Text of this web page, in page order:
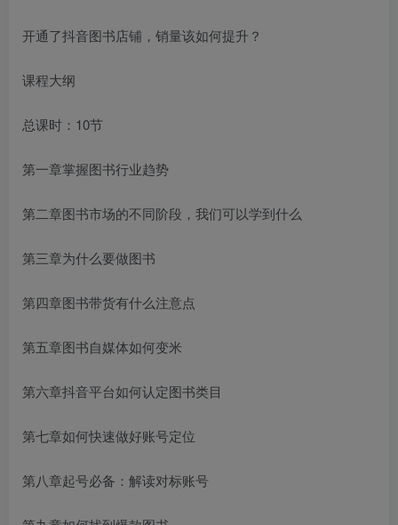
开通了抖音图书店铺，销量该如何提升？
课程大纲
总课时：10节
第一章掌握图书行业趋势
第二章图书市场的不同阶段，我们可以学到什么
第三章为什么要做图书
第四章图书带货有什么注意点
第五章图书自媒体如何变米
第六章抖音平台如何认定图书类目
第七章如何快速做好账号定位
第八章起号必备：解读对标账号